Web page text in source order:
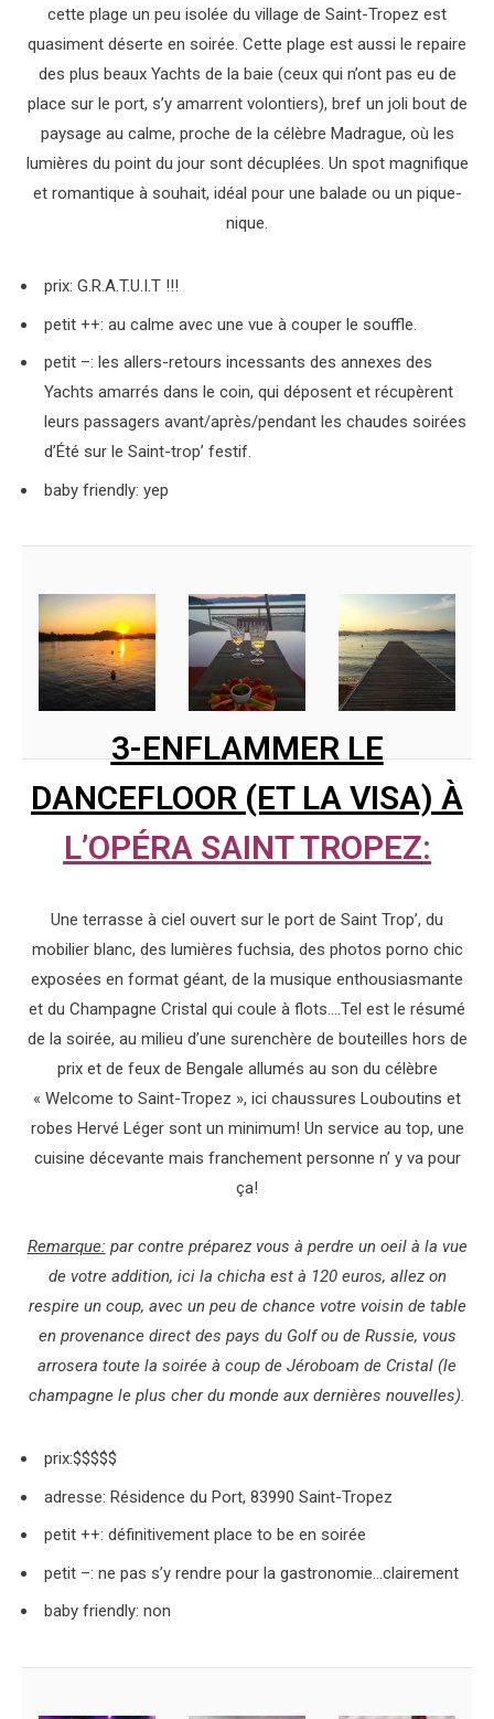
cette plage un peu isolée du village de Saint-Tropez est
quasiment déserte en soirée. Cette plage est aussi le repaire
des plus beaux Yachts de la baie (ceux qui n’ont pas eu de
place sur le port, s’y amarrent volontiers), bref un joli bout de
paysage au calme, proche de la célèbre Madrague, où les
lumières du point du jour sont décuplées. Un spot magnifique
et romantique à souhait, idéal pour une balade ou un pique-
nique.
prix: G.R.A.T.U.I.T !!!
petit ++: au calme avec une vue à couper le souffle.
petit –: les allers-retours incessants des annexes des
Yachts amarrés dans le coin, qui déposent et récupèrent
leurs passagers avant/après/pendant les chaudes soirées
d’Été sur le Saint-trop’ festif.
baby friendly: yep
3-ENFLAMMER LE
DANCEFLOOR (ET LA VISA) À
L’OPÉRA SAINT TROPEZ:
Une terrasse à ciel ouvert sur le port de Saint Trop’, du
mobilier blanc, des lumières fuchsia, des photos porno chic
exposées en format géant, de la musique enthousiasmante
et du Champagne Cristal qui coule à flots….Tel est le résumé
de la soirée, au milieu d’une surenchère de bouteilles hors de
prix et de feux de Bengale allumés au son du célèbre
« Welcome to Saint-Tropez », ici chaussures Louboutins et
robes Hervé Léger sont un minimum! Un service au top, une
cuisine décevante mais franchement personne n’ y va pour
ça!
Remarque: par contre préparez vous à perdre un oeil à la vue
de votre addition, ici la chicha est à 120 euros, allez on
respire un coup, avec un peu de chance votre voisin de table
en provenance direct des pays du Golf ou de Russie, vous
arrosera toute la soirée à coup de Jéroboam de Cristal (le
champagne le plus cher du monde aux dernières nouvelles).
prix:$$$$$
adresse: Résidence du Port, 83990 Saint-Tropez
petit ++: définitivement place to be en soirée
petit –: ne pas s’y rendre pour la gastronomie…clairement
baby friendly: non